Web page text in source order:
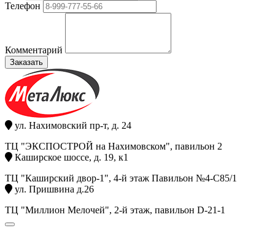
Телефон
Комментарий
Заказать
ул. Нахимовский пр-т, д. 24
ТЦ "ЭКСПОСТРОЙ на Нахимовском", павильон 2
Каширское шоссе, д. 19, к1
ТЦ "Каширский двор-1", 4-й этаж Павильон №4-С85/1
ул. Пришвина д.26
ТЦ "Миллион Мелочей", 2-й этаж, павильон D-21-1